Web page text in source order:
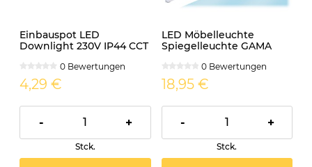
Einbauspot LED
Downlight 230V IP44 CCT
schwenkbar0 Bewertungen
4,29 €
- +
Stck.
LED Möbelleuchte
Spiegelleuchte GAMA
neutralweiß0 Bewertungen
18,95 €
- +
Stck.